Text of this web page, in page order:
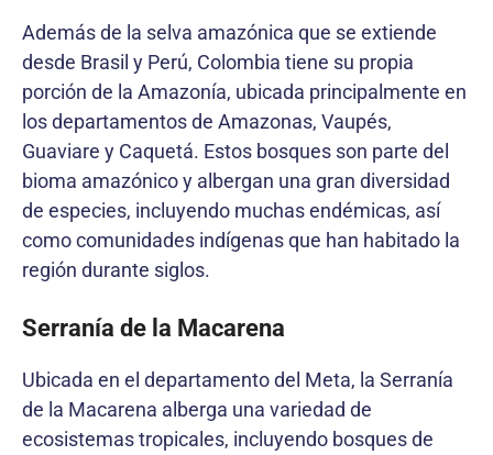
Además de la selva amazónica que se extiende
desde Brasil y Perú, Colombia tiene su propia
porción de la Amazonía, ubicada principalmente en
los departamentos de Amazonas, Vaupés,
Guaviare y Caquetá. Estos bosques son parte del
bioma amazónico y albergan una gran diversidad
de especies, incluyendo muchas endémicas, así
como comunidades indígenas que han habitado la
región durante siglos.
Serranía de la Macarena
Ubicada en el departamento del Meta, la Serranía
de la Macarena alberga una variedad de
ecosistemas tropicales, incluyendo bosques de